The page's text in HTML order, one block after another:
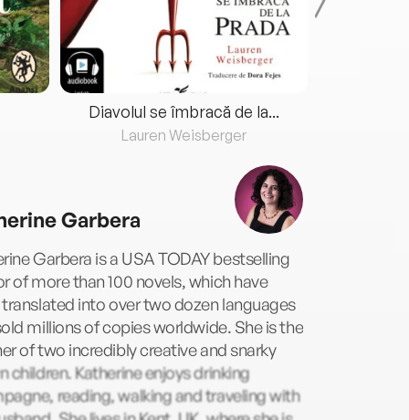
Diavolul se îmbracă de la...
Lauren Weisberger
Garbera
Garbera is a USA TODAY bestselling
of more than 100 novels, which have
translated into over two dozen languages
millions of copies worldwide. She is the
of two incredibly creative and snarky
children. Katherine enjoys drinking
reading, walking and traveling with